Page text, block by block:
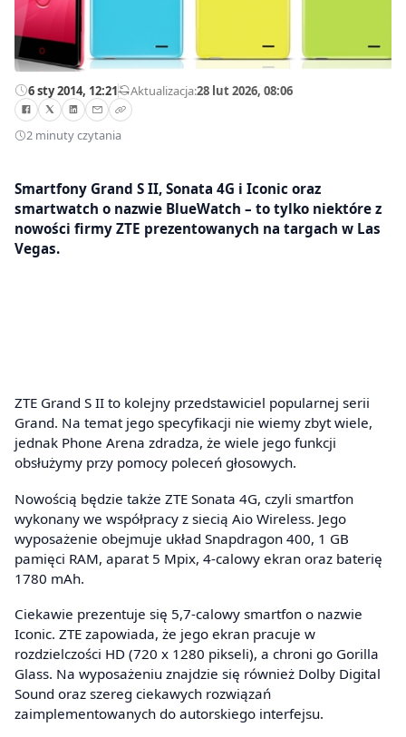
6 sty 2014, 12:21—Aktualizacja:28 lut 2026, 08:06
2 minuty czytania
Smartfony Grand S II, Sonata 4G i Iconic oraz
smartwatch o nazwie BlueWatch – to tylko niektóre z
nowości firmy ZTE prezentowanych na targach w Las
Vegas.
ZTE Grand S II to kolejny przedstawiciel popularnej serii
Grand. Na temat jego specyfikacji nie wiemy zbyt wiele,
jednak Phone Arena zdradza, że wiele jego funkcji
obsłużymy przy pomocy poleceń głosowych.
Nowością będzie także ZTE Sonata 4G, czyli smartfon
wykonany we współpracy z siecią Aio Wireless. Jego
wyposażenie obejmuje układ Snapdragon 400, 1 GB
pamięci RAM, aparat 5 Mpix, 4-calowy ekran oraz baterię
1780 mAh.
Ciekawie prezentuje się 5,7-calowy smartfon o nazwie
Iconic. ZTE zapowiada, że jego ekran pracuje w
rozdzielczości HD (720 x 1280 pikseli), a chroni go Gorilla
Glass. Na wyposażeniu znajdzie się również Dolby Digital
Sound oraz szereg ciekawych rozwiązań
zaimplementowanych do autorskiego interfejsu.